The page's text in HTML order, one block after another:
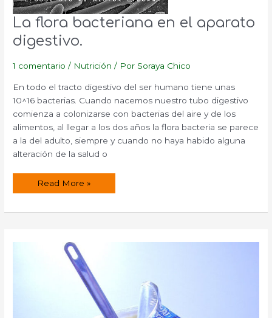
La flora bacteriana en el aparato
digestivo.
1 comentario / Nutrición / Por Soraya Chico
En todo el tracto digestivo del ser humano tiene unas
10^16 bacterias. Cuando nacemos nuestro tubo digestivo
comienza a colonizarse con bacterias del aire y de los
alimentos, al llegar a los dos años la flora bacteria se parece
a la del adulto, siempre y cuando no haya habido alguna
alteración de la salud o
La
el
Read More »